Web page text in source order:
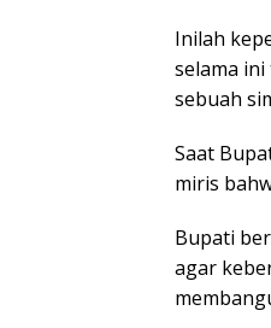
Inilah
selama
sebuah
Saat
miris
Bupati
agar